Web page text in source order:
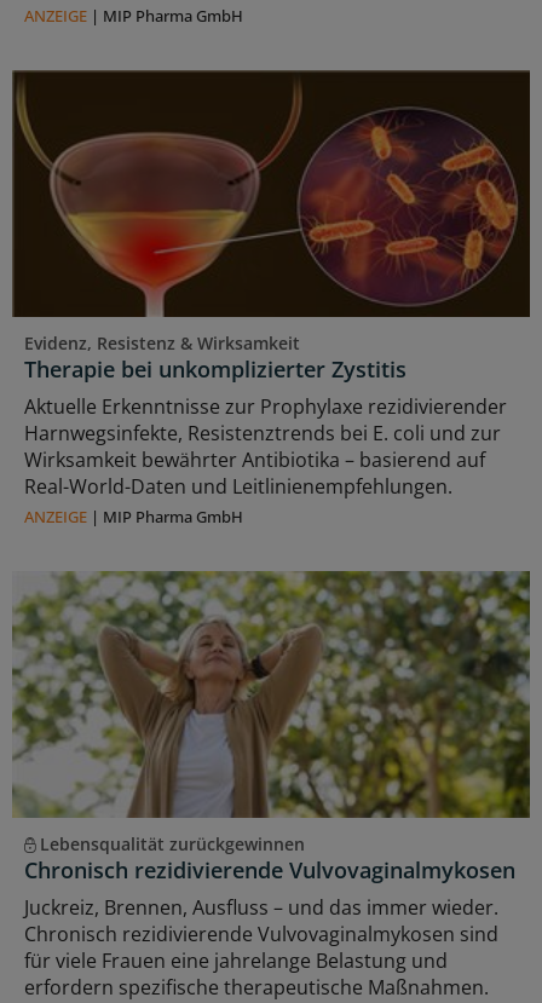
ANZEIGE | MIP Pharma GmbH
Evidenz, Resistenz & Wirksamkeit
Therapie bei unkomplizierter Zystitis
Aktuelle Erkenntnisse zur Prophylaxe rezidivierender
Harnwegsinfekte, Resistenztrends bei E. coli und zur
Wirksamkeit bewährter Antibiotika – basierend auf
Real-World-Daten und Leitlinienempfehlungen.
ANZEIGE | MIP Pharma GmbH
Lebensqualität zurückgewinnen
Chronisch rezidivierende Vulvovaginalmykosen
Juckreiz, Brennen, Ausfluss – und das immer wieder.
Chronisch rezidivierende Vulvovaginalmykosen sind
für viele Frauen eine jahrelange Belastung und
erfordern spezifische therapeutische Maßnahmen.